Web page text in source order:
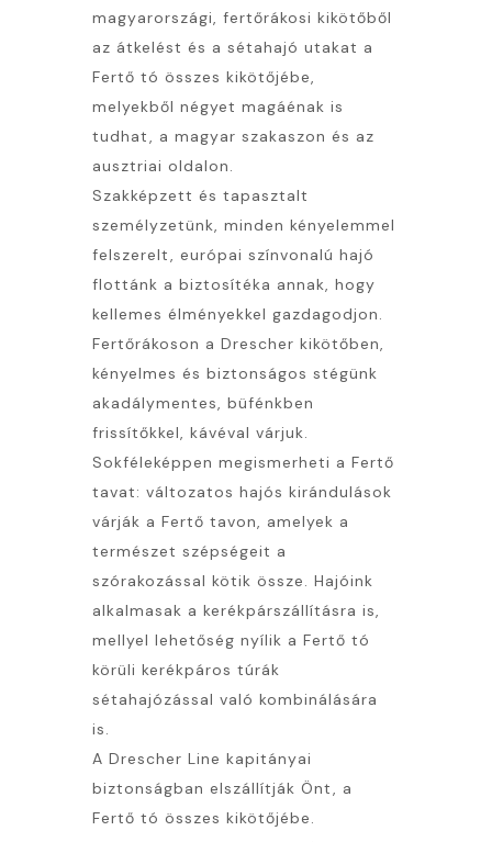
magyarországi, fertőrákosi kikötőből
az átkelést és a sétahajó utakat a
Fertő tó összes kikötőjébe,
melyekből négyet magáénak is
tudhat, a magyar szakaszon és az
ausztriai oldalon.
Szakképzett és tapasztalt
személyzetünk, minden kényelemmel
felszerelt, európai színvonalú hajó
flottánk a biztosítéka annak, hogy
kellemes élményekkel gazdagodjon.
Fertőrákoson a Drescher kikötőben,
kényelmes és biztonságos stégünk
akadálymentes, büfénkben
frissítőkkel, kávéval várjuk.
Sokféleképpen megismerheti a Fertő
tavat: változatos hajós kirándulások
várják a Fertő tavon, amelyek a
természet szépségeit a
szórakozással kötik össze. Hajóink
alkalmasak a kerékpárszállításra is,
mellyel lehetőség nyílik a Fertő tó
körüli kerékpáros túrák
sétahajózással való kombinálására
is.
A Drescher Line kapitányai
biztonságban elszállítják Önt, a
Fertő tó összes kikötőjébe.